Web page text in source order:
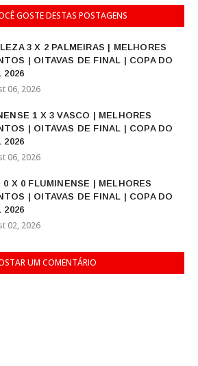
GOSTE DESTAS POSTAGENS
3 X 2 PALMEIRAS | MELHORES
| OITAVAS DE FINAL | COPA DO
2026
06, 2026
1 X 3 VASCO | MELHORES
| OITAVAS DE FINAL | COPA DO
2026
06, 2026
0 X 0 FLUMINENSE | MELHORES
| OITAVAS DE FINAL | COPA DO
2026
02, 2026
UM COMENTÁRIO